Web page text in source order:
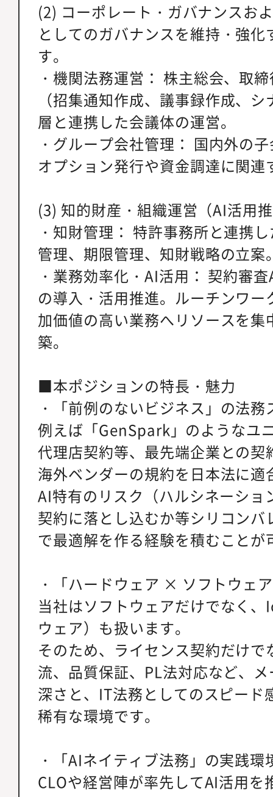
(2) コーポレート・ガバナンスお
としてのガバナンスを維持・強
す。
・機関法務運営： 株主総会、取
（招集通知作成、議事録作成、
層と連携した会議体の運営。
・グループ会社管理： 国内外の
オプション発行や資金調達に関
(3) 知的財産・組織運営（AI活用
・知財管理： 特許事務所と連携
管理、期限管理、知財戦略の立案
・業務効率化・AI活用： 契約審
の導入・活用推進。ルーチンワ
加価値の高い業務へリソースを
築。
■本ポジションの特長・魅力
・「前例のないビジネス」の法
例えば「GenSpark」のようなユ
代理店契約等、最先端企業との契
海外ベンダーの規約を日本法に
AI特有のリスク（ハルシネーショ
契約に落とし込むか等シリコン
で最適解を作る経験を積むことが
・「ハードウェア × ソフトウェ
当社はソフトウェアだけでなく
ウェア）も扱います。
そのため、ライセンス契約だけ
流、品質保証、PL法対応など、
深さと、IT法務としてのスピード
稀有な環境です。
・「AIネイティブ法務」の実践環
CLOや経営陣が率先してAI活用を